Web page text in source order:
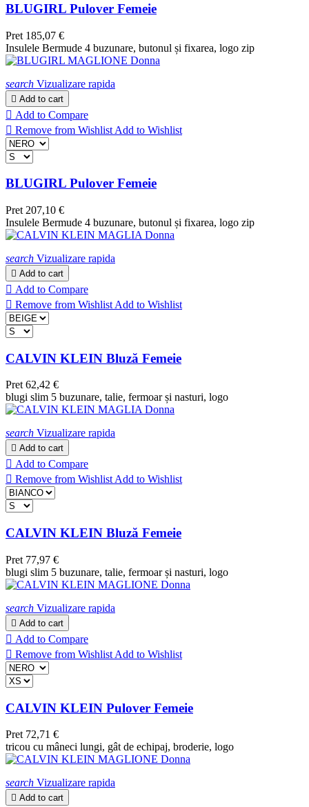
BLUGIRL Pulover Femeie
Pret 185,07 €
Insulele Bermude 4 buzunare, butonul și fixarea, logo zip
search Vizualizare rapida
 Add to cart
 Add to Compare
 Remove from Wishlist Add to Wishlist
BLUGIRL Pulover Femeie
Pret 207,10 €
Insulele Bermude 4 buzunare, butonul și fixarea, logo zip
search Vizualizare rapida
 Add to cart
 Add to Compare
 Remove from Wishlist Add to Wishlist
CALVIN KLEIN Bluză Femeie
Pret 62,42 €
blugi slim 5 buzunare, talie, fermoar și nasturi, logo
search Vizualizare rapida
 Add to cart
 Add to Compare
 Remove from Wishlist Add to Wishlist
CALVIN KLEIN Bluză Femeie
Pret 77,97 €
blugi slim 5 buzunare, talie, fermoar și nasturi, logo
search Vizualizare rapida
 Add to cart
 Add to Compare
 Remove from Wishlist Add to Wishlist
CALVIN KLEIN Pulover Femeie
Pret 72,71 €
tricou cu mâneci lungi, gât de echipaj, broderie, logo
search Vizualizare rapida
 Add to cart